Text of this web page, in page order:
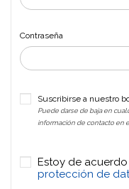
Contraseña
Suscribirse a nuestro
Puede darse de baja en
información de contacto en
Estoy de
protección de